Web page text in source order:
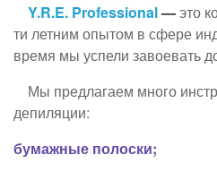
Y.R.E. Professional—это
ти летним опытом в сфере
время мы успели завоевать
Мы предлагаем много
депиляции:
бумажные полоски;